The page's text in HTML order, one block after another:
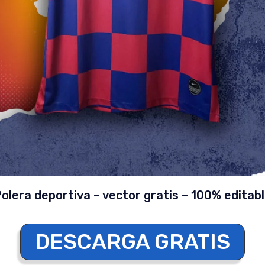
deportiva – vector gratis – 100%
DESCARGA GRATIS